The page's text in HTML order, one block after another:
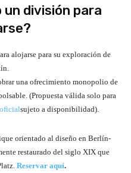
división para
alojarse para su exploración de
una ofrecimiento monopolio de
(Propuesta válida solo para
sujeto a disponibilidad).
orientado al diseño en Berlín-
restaurado del siglo XIX que
Reservar aquí.